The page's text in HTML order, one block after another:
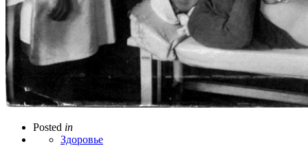
Posted in
Здоровье